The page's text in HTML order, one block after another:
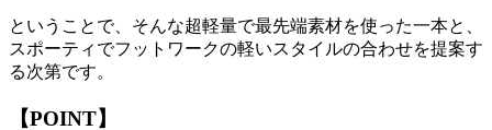
ということで、そんな超軽量で最先端素材を使った一本と、
スポーティでフットワークの軽いスタイルの合わせを提案す
る次第です。
【POINT】